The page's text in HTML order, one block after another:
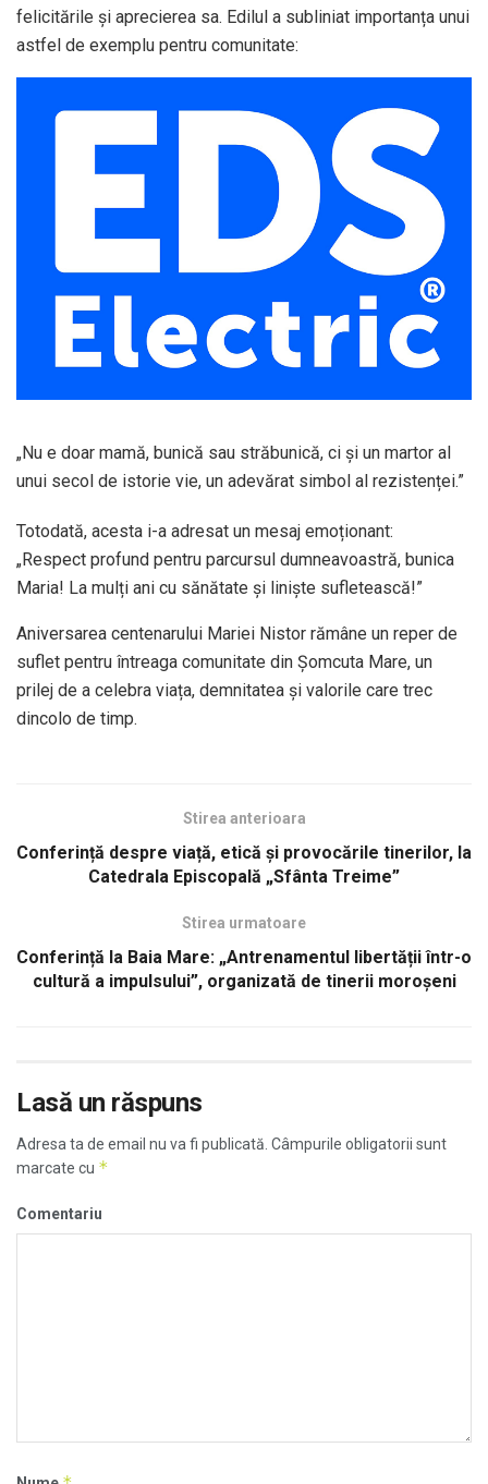
felicitările și aprecierea sa. Edilul a subliniat importanța unui
astfel de exemplu pentru comunitate:
„Nu e doar mamă, bunică sau străbunică, ci și un martor al
unui secol de istorie vie, un adevărat simbol al rezistenței.”
Totodată, acesta i-a adresat un mesaj emoționant:
„Respect profund pentru parcursul dumneavoastră, bunica
Maria! La mulți ani cu sănătate și liniște sufletească!”
Aniversarea centenarului Mariei Nistor rămâne un reper de
suflet pentru întreaga comunitate din Șomcuta Mare, un
prilej de a celebra viața, demnitatea și valorile care trec
dincolo de timp.
Stirea anterioara
Conferință despre viață, etică și provocările tinerilor, la
Catedrala Episcopală „Sfânta Treime”
Stirea urmatoare
Conferință la Baia Mare: „Antrenamentul libertății într-o
cultură a impulsului”, organizată de tinerii moroșeni
Lasă un răspuns
Adresa ta de email nu va fi publicată. Câmpurile obligatorii sunt
marcate cu *
Comentariu